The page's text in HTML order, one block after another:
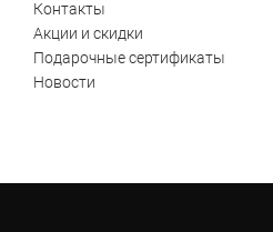
Контакты
Акции и скидки
Подарочные сертификаты
Новости